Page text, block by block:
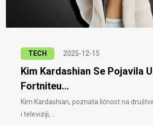
TECH 2025-12-15
Kim Kardashian Se Pojavila U
Fortniteu...
Kim Kardashian, poznata ličnost na
i televiziji, ..